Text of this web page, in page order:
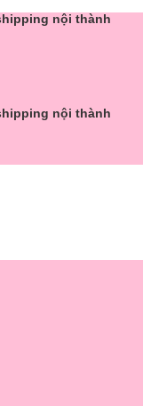
nội thành
nội thành